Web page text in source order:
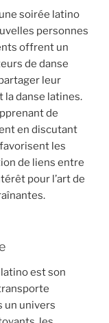
soirée latino
personnes
offrent un
de danse
leur
la danse latines.
de
en discutant
les
de liens entre
pour l’art de
latino est son
un univers